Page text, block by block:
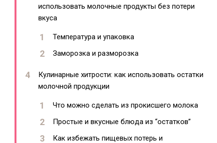
использовать молочные продукты без потери
вкуса
Температура и упаковка
Заморозка и разморозка
Кулинарные хитрости: как использовать остатки
молочной продукции
Что можно сделать из прокисшего молока
Простые и вкусные блюда из “остатков”
Как избежать пищевых потерь и